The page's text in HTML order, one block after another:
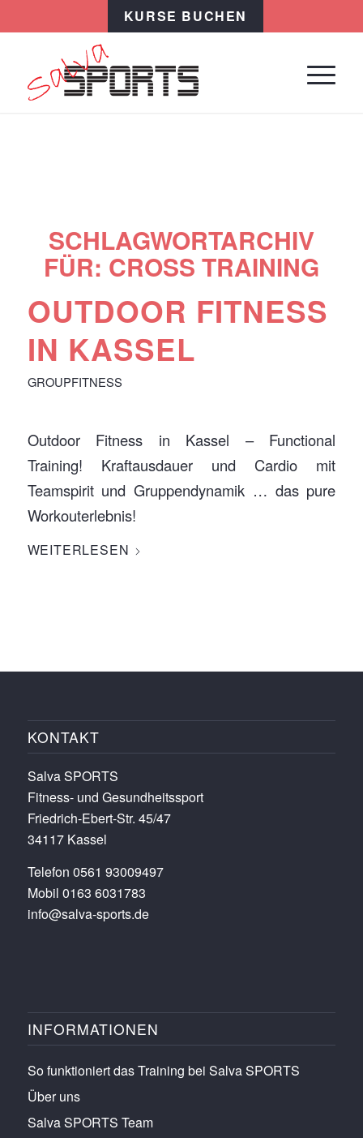
KURSE BUCHEN
SCHLAGWORTARCHIV
FÜR: CROSS TRAINING
OUTDOOR FITNESS
IN KASSEL
GROUPFITNESS
Outdoor Fitness in Kassel – Functional
Training! Kraftausdauer und Cardio mit
Teamspirit und Gruppendynamik … das pure
Workouterlebnis!
WEITERLESEN
KONTAKT
Salva SPORTS
Fitness- und Gesundheitssport
Friedrich-Ebert-Str. 45/47
34117 Kassel
Telefon 0561 93009497
Mobil 0163 6031783
info@salva-sports.de
INFORMATIONEN
So funktioniert das Training bei Salva SPORTS
Über uns
Salva SPORTS Team